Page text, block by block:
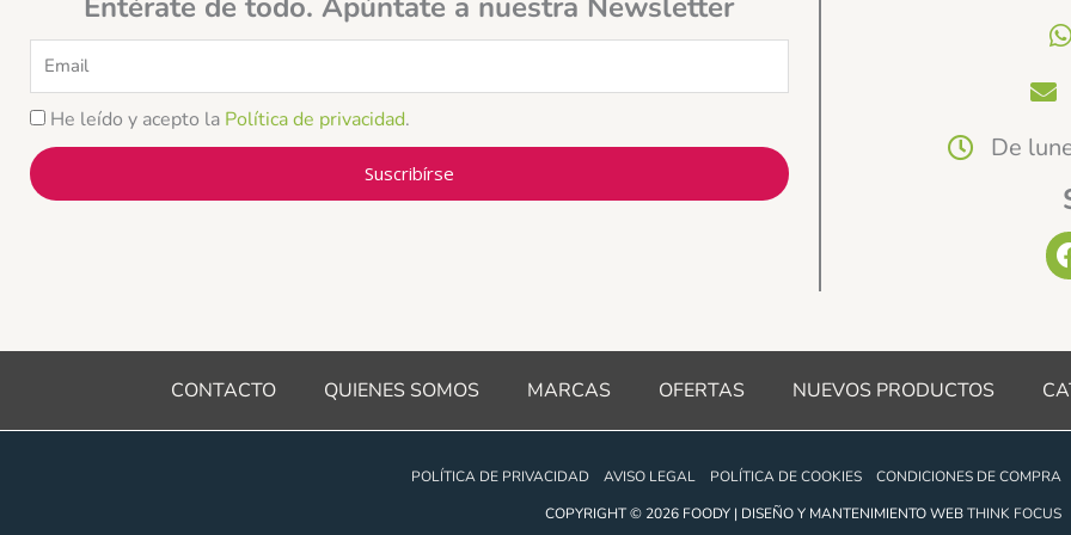
Email
He leído y acepto la Política de privacidad.
Suscribírse
De
CONTACTO QUIENES SOMOS MARCAS OFERTAS NUEVOS PRODUCTOS
POLÍTICA DE PRIVACIDAD AVISO LEGAL POLÍTICA DE COOKIES CONDICIONES DE COMPRA
COPYRIGHT © 2026 FOODY | DISEÑO Y MANTENIMIENTO WEBTHINK FOCUS